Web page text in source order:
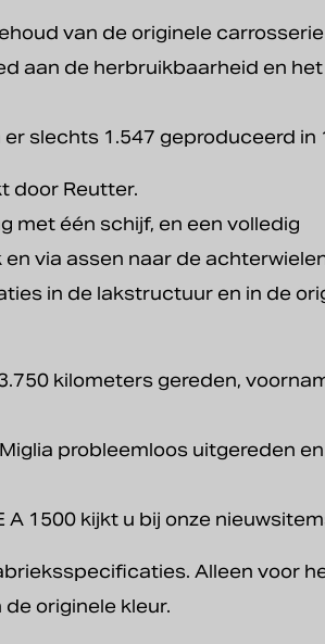
van de originele
aan de herbruikbaarheid en het
slechts 1.547 geproduceerd in
door Reutter.
met één schijf, en een volledig
via assen naar de
in de lakstructuur en in de
kilometers gereden,
probleemloos uitgereden
1500 kijkt u bij onze
Alleen voor
originele kleur.